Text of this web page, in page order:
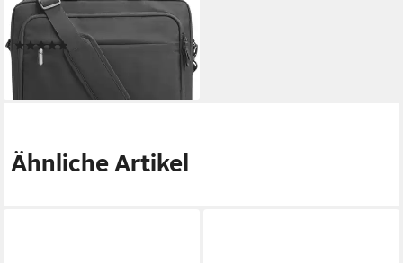
Laptoptasche Renew
Business 15,6 Zoll
41,99 €
lieferbar - in 4-5 Werktagen bei dir
Ähnliche Artikel